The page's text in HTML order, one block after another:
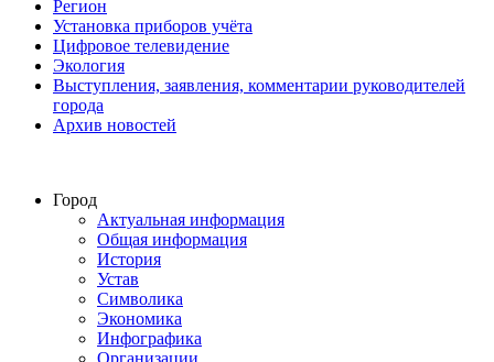
Регион
Установка приборов учёта
Цифровое телевидение
Экология
Выступления, заявления, комментарии руководителей
города
Архив новостей
Город
Актуальная информация
Общая информация
История
Устав
Символика
Экономика
Инфографика